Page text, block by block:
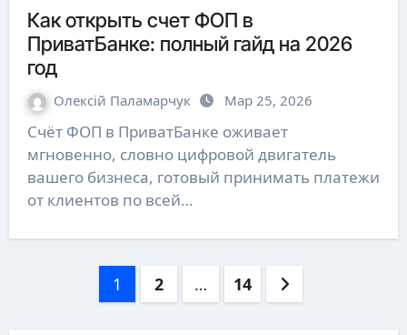
Как открыть счет ФОП в
ПриватБанке: полный гайд на 2026
год
Олексій Паламарчук Мар 25, 2026
Счёт ФОП в ПриватБанке оживает
мгновенно, словно цифровой двигатель
вашего бизнеса, готовый принимать платежи
от клиентов по всей…
1 2 … 14